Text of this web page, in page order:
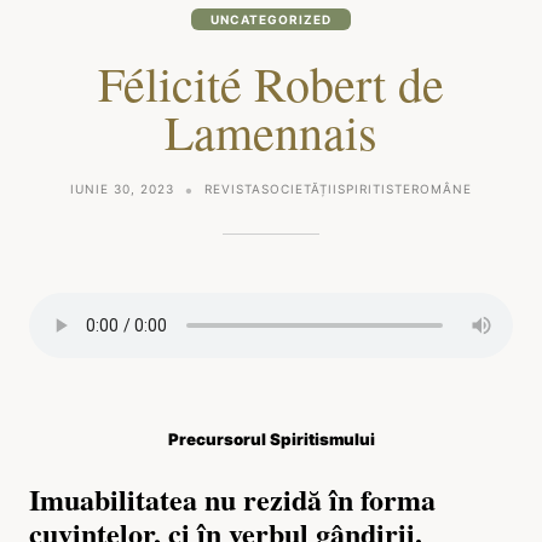
UNCATEGORIZED
Félicité Robert de
Lamennais
IUNIE 30, 2023 REVISTASOCIETĂȚIISPIRITISTEROMÂNE
Precursorul Spiritismului
Imuabilitatea nu rezidă în forma
cuvintelor, ci în verbul gândirii.